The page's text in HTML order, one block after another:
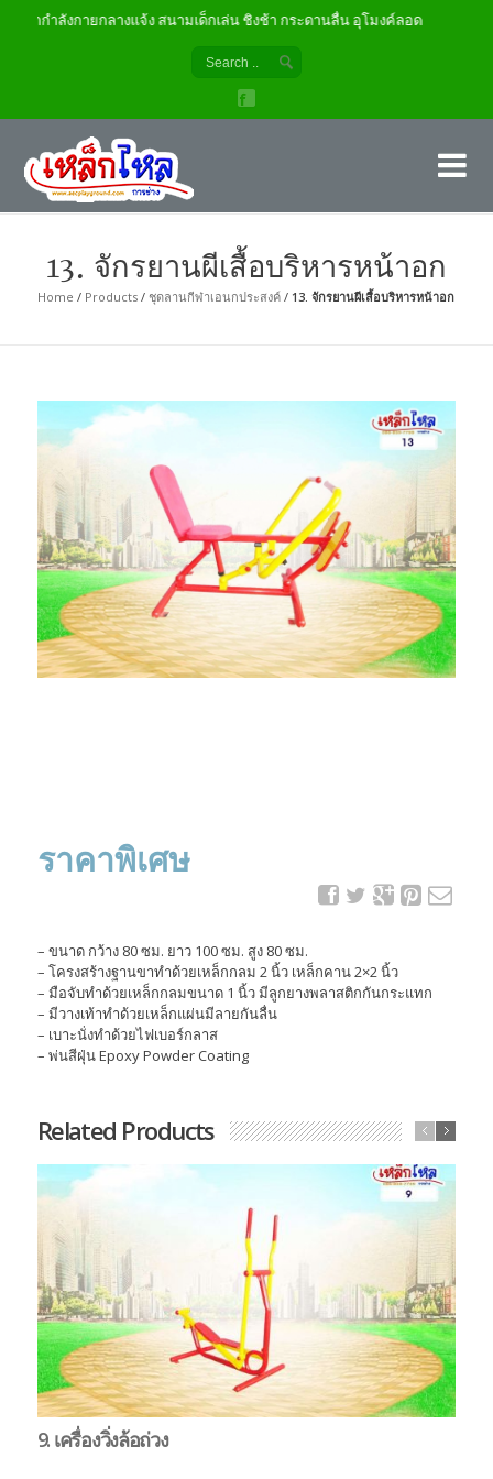
อกกำลังกายกลางแจ้ง สนามเด็กเล่น ชิงช้า กระดานลื่น อุโมงค์ลอด
13. จักรยานผีเสื้อบริหารหน้าอก
Home / Products /ชุดลานกีฬาเอนกประสงค์ / 13. จักรยานผีเสื้อบริหารหน้าอก
ราคาพิเศษ
– ขนาด กว้าง 80 ซม. ยาว 100 ซม. สูง 80 ซม.
– โครงสร้างฐานขาทำด้วยเหล็กกลม 2 นิ้ว เหล็กคาน 2×2 นิ้ว
– มือจับทำด้วยเหล็กกลมขนาด 1 นิ้ว มีลูกยางพลาสติกกันกระแทก
– มีวางเท้าทำด้วยเหล็กแผ่นมีลายกันลื่น
– เบาะนั่งทำด้วยไฟเบอร์กลาส
– พ่นสีฝุ่น Epoxy Powder Coating
Related Products
9. เครื่องวิ่งล้อถ่วง